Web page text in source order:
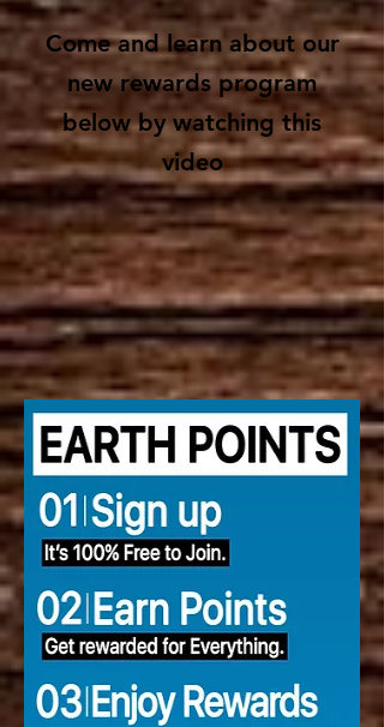
Come and learn about our
new rewards program
below by watching this
video